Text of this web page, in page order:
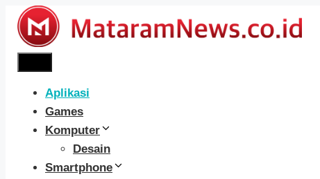
Langsung
Aplikasi
Games
Komputer
Desain
Smartphone